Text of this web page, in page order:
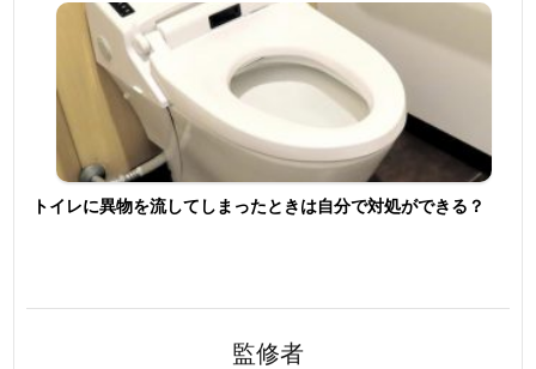
トイレに異物を流してしまったときは自分で対処ができる？
監修者